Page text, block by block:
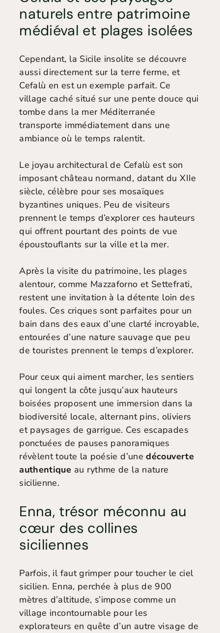
naturels entre patrimoine
médiéval et plages isolées
Cependant, la Sicile insolite se découvre
aussi directement sur la terre ferme, et
Cefalù en est un exemple parfait. Ce
village caché situé sur une pente douce qui
tombe dans la mer Méditerranée
transporte immédiatement dans une
ambiance où le temps ralentit.
Le joyau architectural de Cefalù est son
imposant château normand, datant du XIIe
siècle, célèbre pour ses mosaïques
byzantines uniques. Peu de visiteurs
prennent le temps d’explorer ces hauteurs
qui offrent pourtant des points de vue
époustouflants sur la ville et la mer.
Après la visite du patrimoine, les plages
alentour, comme Mazzaforno et Settefrati,
restent une invitation à la détente loin des
foules. Ces criques sont parfaites pour un
bain dans des eaux d’une clarté incroyable,
entourées d’une nature sauvage que peu
de touristes prennent le temps d’explorer.
Pour ceux qui aiment marcher, les sentiers
qui longent la côte jusqu’aux hauteurs
boisées proposent une immersion dans la
biodiversité locale, alternant pins, oliviers
et paysages de garrigue. Ces escapades
ponctuées de pauses panoramiques
révèlent toute la poésie d’unedécouverte
authentique au rythme de la nature
sicilienne.
Enna, trésor méconnu au
cœur des collines
siciliennes
Parfois, il faut grimper pour toucher le ciel
sicilien. Enna, perchée à plus de 900
mètres d’altitude, s’impose comme un
village incontournable pour les
explorateurs en quête d’un autre visage de